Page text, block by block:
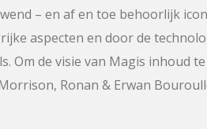
– en af en toe behoorlijk
aspecten en door de
Om de visie van Magis inhoud
Ronan & Erwan